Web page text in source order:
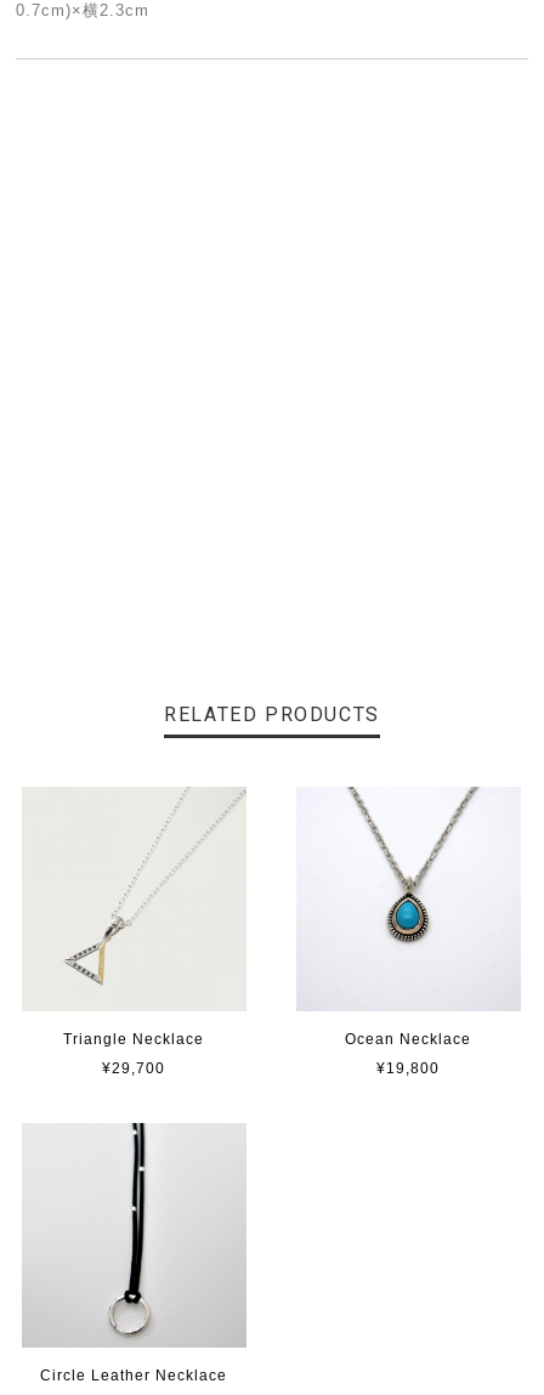
0.7cm)×横2.3cm
RELATED PRODUCTS
Triangle Necklace
¥29,700
Ocean Necklace
¥19,800
Circle Leather Necklace